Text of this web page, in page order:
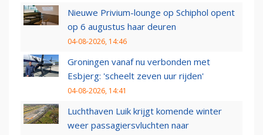
Nieuwe Privium-lounge op Schiphol opent
op 6 augustus haar deuren
04-08-2026, 14:46
Groningen vanaf nu verbonden met
Esbjerg: 'scheelt zeven uur rijden'
04-08-2026, 14:41
Luchthaven Luik krijgt komende winter
weer passagiersvluchten naar